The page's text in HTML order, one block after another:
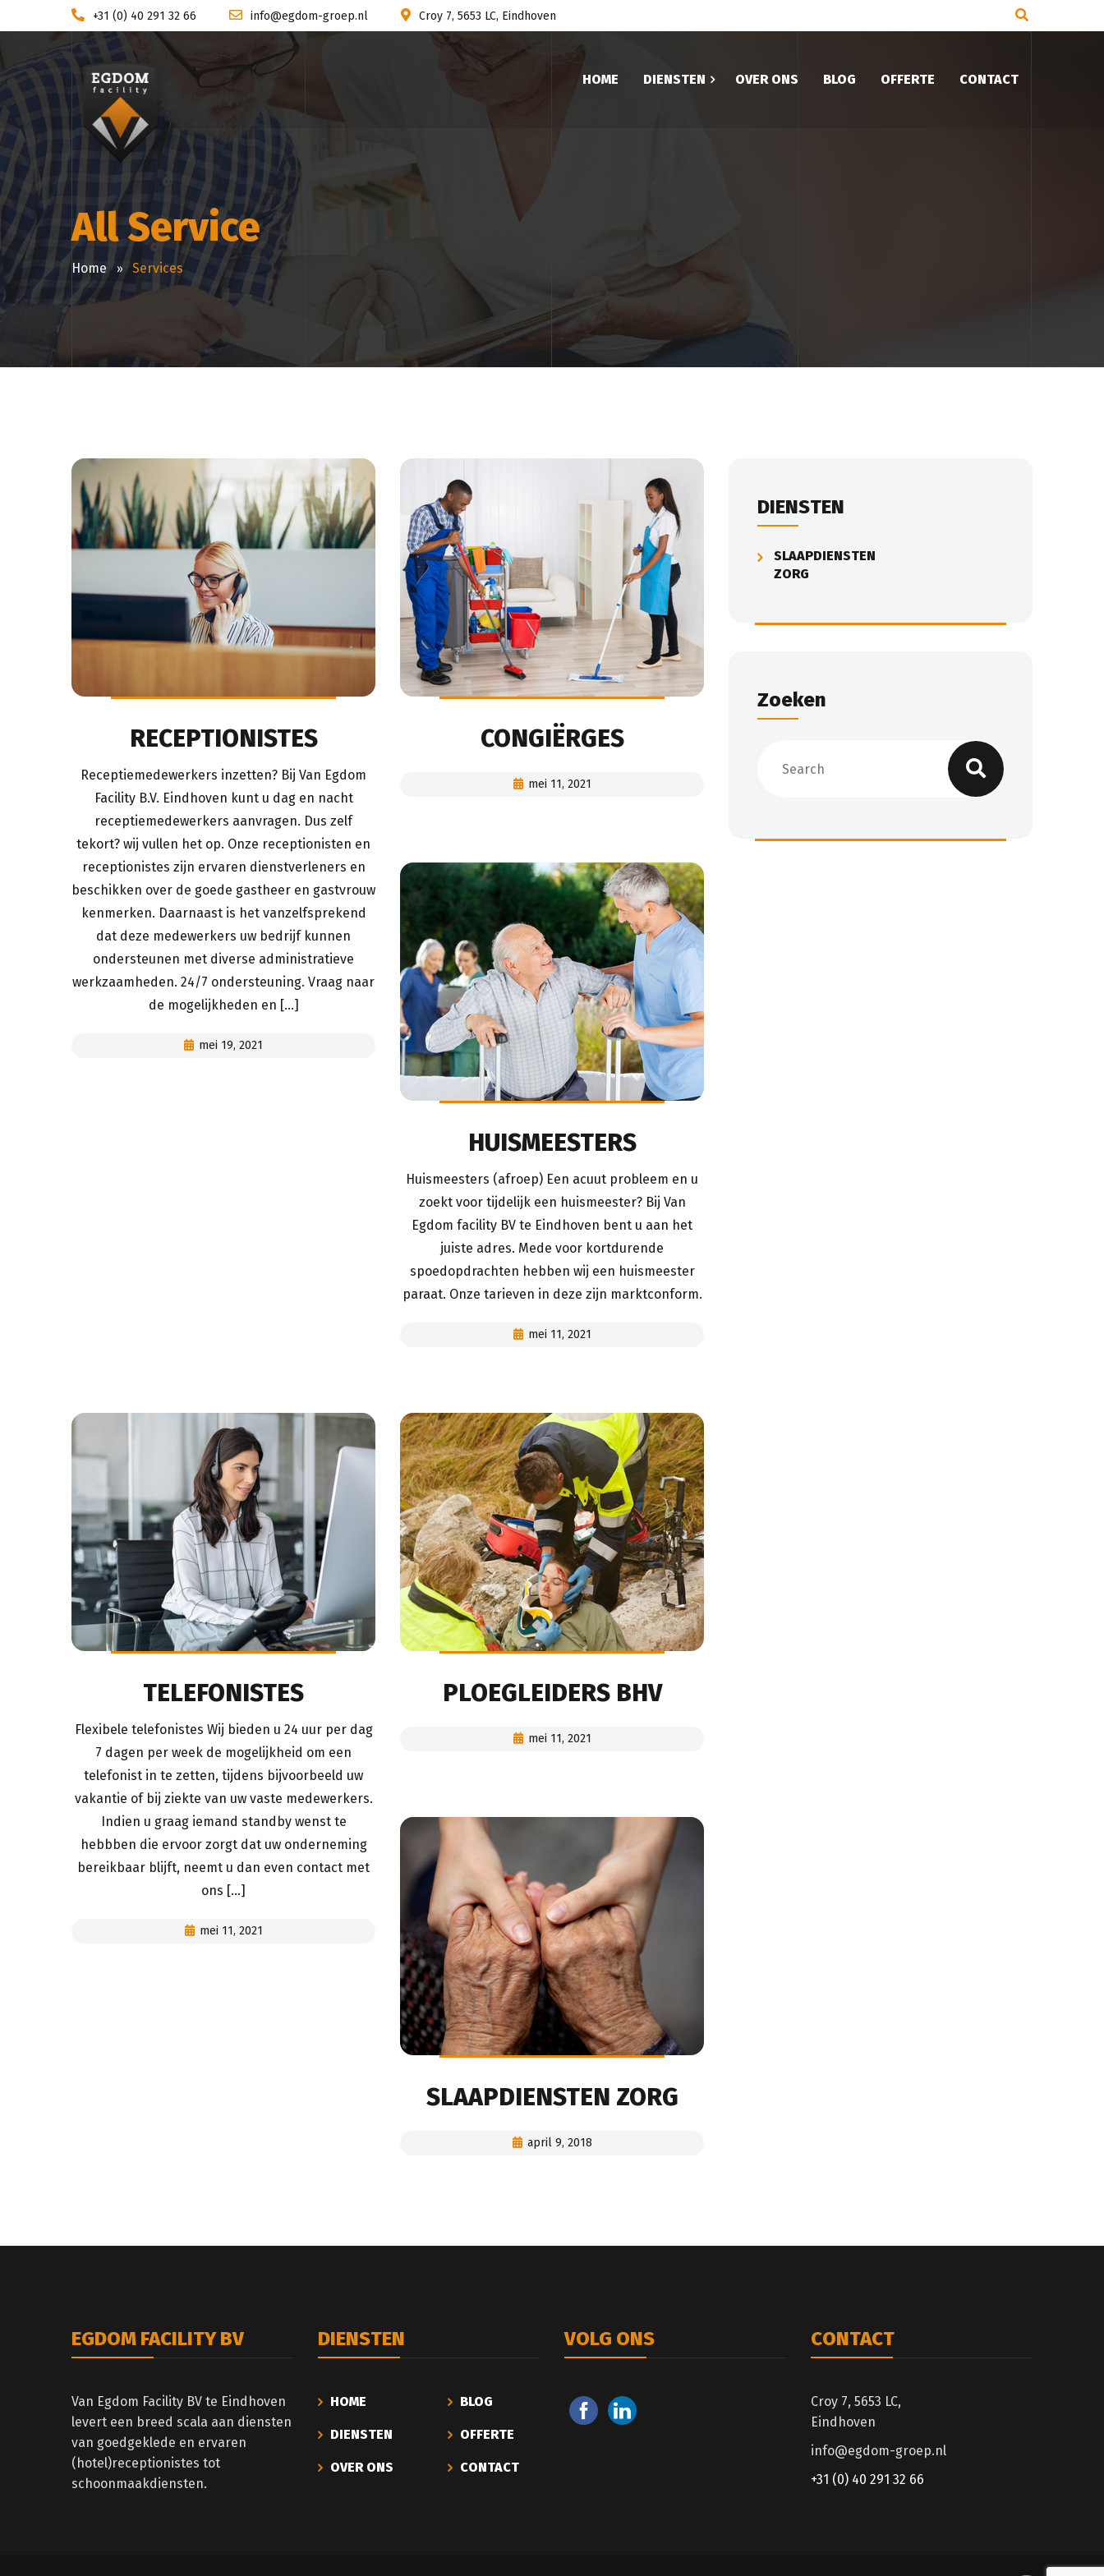
+31 (0) 40 291 32 66 info@egdom-groep.nl Croy 7, 5653 LC, Eindhoven
HOME DIENSTEN OVER ONS BLOG OFFERTE CONTACT
All Service
Home Services
RECEPTIONISTES
Receptiemedewerkers inzetten? Bij Van Egdom
Facility B.V. Eindhoven kunt u dag en nacht
receptiemedewerkers aanvragen. Dus zelf
tekort? wij vullen het op. Onze receptionisten en
receptionistes zijn ervaren dienstverleners en
beschikken over de goede gastheer en gastvrouw
kenmerken. Daarnaast is het vanzelfsprekend
dat deze medewerkers uw bedrijf kunnen
ondersteunen met diverse administratieve
werkzaamheden. 24/7 ondersteuning. Vraag naar
de mogelijkheden en [...]
mei 19, 2021
CONGIËRGES
mei 11, 2021
HUISMEESTERS
Huismeesters (afroep) Een acuut probleem en u
zoekt voor tijdelijk een huismeester? Bij Van
Egdom facility BV te Eindhoven bent u aan het
juiste adres. Mede voor kortdurende
spoedopdrachten hebben wij een huismeester
paraat. Onze tarieven in deze zijn marktconform.
mei 11, 2021
TELEFONISTES
Flexibele telefonistes Wij bieden u 24 uur per dag
7 dagen per week de mogelijkheid om een
telefonist in te zetten, tijdens bijvoorbeeld uw
vakantie of bij ziekte van uw vaste medewerkers.
Indien u graag iemand standby wenst te
hebbben die ervoor zorgt dat uw onderneming
bereikbaar blijft, neemt u dan even contact met
ons [...]
mei 11, 2021
PLOEGLEIDERS BHV
mei 11, 2021
SLAAPDIENSTEN ZORG
april 9, 2018
DIENSTEN
SLAAPDIENSTEN
ZORG
Zoeken
EGDOM FACILITY BV
Van Egdom Facility BV te Eindhoven
levert een breed scala aan diensten
van goedgeklede en ervaren
(hotel)receptionistes tot
schoonmaakdiensten.
DIENSTEN
HOME
DIENSTEN
OVER ONS
BLOG
OFFERTE
CONTACT
VOLG ONS CONTACT
Croy 7, 5653 LC,
Eindhoven
info@egdom-groep.nl
+31 (0) 40 291 32 66